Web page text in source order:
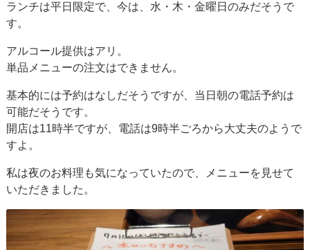
ランチは平日限定で、今は、水・木・金曜日のみだそうで
す。
アルコール提供はアリ。
単品メニューの注文はできません。
基本的には予約はなしだそうですが、当日朝の電話予約は
可能だそうです。
開店は11時半ですが、電話は9時半ごろから大丈夫のようで
すよ。
私は夜のお料理も気になっていたので、メニューを見せて
いただきました。